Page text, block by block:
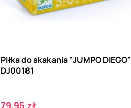
Piłka do skakania "JUMPO DIEGO"
DJ00181
Cena
79,95 zł